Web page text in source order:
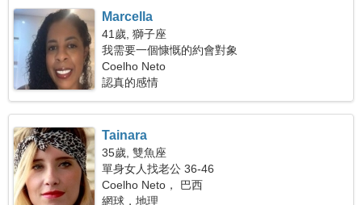
Marcella
41歲, 獅子座
我需要一個慷慨的約會對象
Coelho Neto
認真的感情
Tainara
35歲, 雙魚座
單身女人找老公 36-46
Coelho Neto， 巴西
網球，地理